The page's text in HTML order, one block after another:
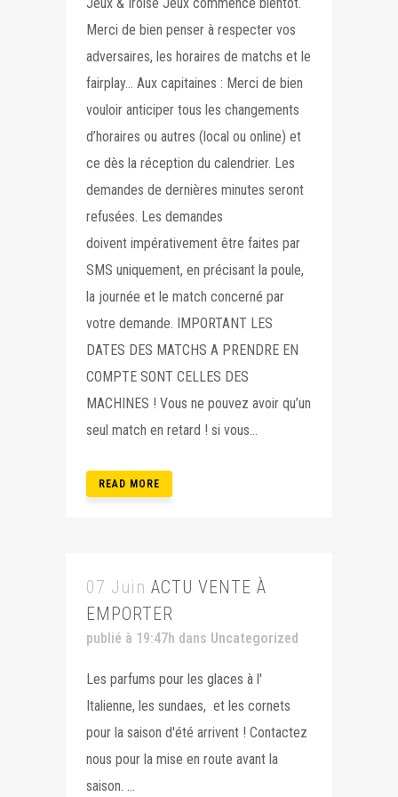
Merci de bien penser à respecter vos
adversaires, les horaires de matchs et le
fairplay… Aux capitaines : Merci de bien
vouloir anticiper tous les changements
d’horaires ou autres (local ou online) et
ce dès la réception du calendrier. Les
demandes de dernières minutes seront
refusées. Les demandes
doivent impérativement être faites par
SMS uniquement, en précisant la poule,
la journée et le match concerné par
votre demande. IMPORTANT LES
DATES DES MATCHS A PRENDRE EN
COMPTE SONT CELLES DES
MACHINES ! Vous ne pouvez avoir qu’un
seul match en retard ! si vous...
READ MORE
07 Juin ACTU VENTE À
EMPORTER
publié à 19:47h dans Uncategorized
Les parfums pour les glaces à l'
Italienne, les sundaes, et les cornets
pour la saison d'été arrivent ! Contactez
nous pour la mise en route avant la
saison. ...